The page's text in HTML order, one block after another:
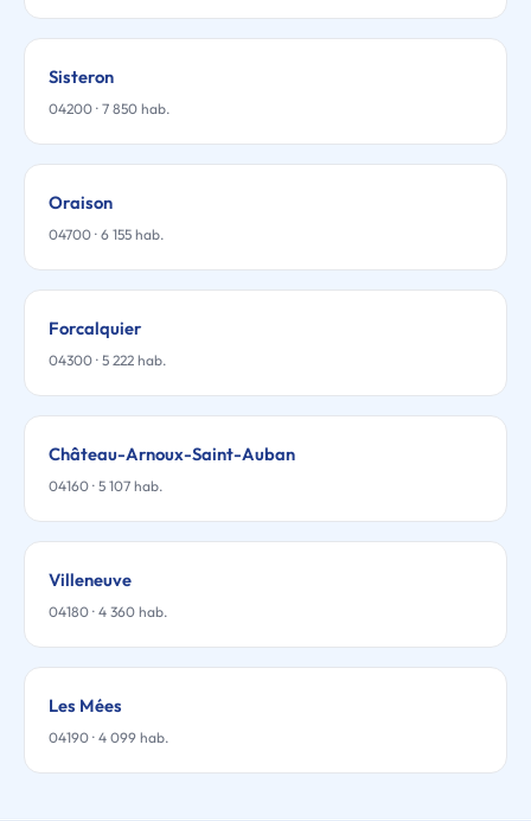
Sisteron
04200 · 7 850 hab.
Oraison
04700 · 6 155 hab.
Forcalquier
04300 · 5 222 hab.
Château-Arnoux-Saint-Auban
04160 · 5 107 hab.
Villeneuve
04180 · 4 360 hab.
Les Mées
04190 · 4 099 hab.